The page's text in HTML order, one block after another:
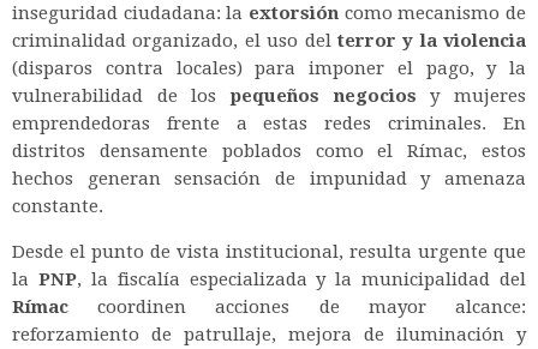
inseguridad ciudadana: la extorsión como mecanismo de
criminalidad organizado, el uso del terror y la violencia
(disparos contra locales) para imponer el pago, y la
vulnerabilidad de los pequeños negocios y mujeres
emprendedoras frente a estas redes criminales. En
distritos densamente poblados como el Rímac, estos
hechos generan sensación de impunidad y amenaza
constante.
Desde el punto de vista institucional, resulta urgente que
la PNP, la fiscalía especializada y la municipalidad del
Rímac coordinen acciones de mayor alcance:
reforzamiento de patrullaje, mejora de iluminación y